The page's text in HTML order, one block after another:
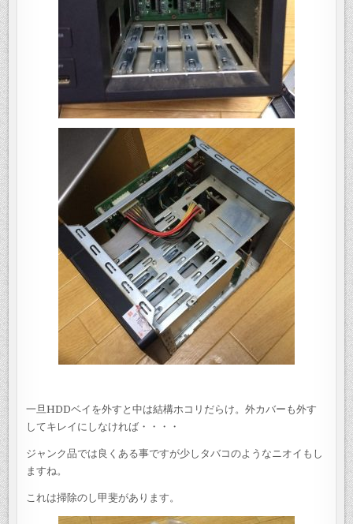
一旦HDDベイを外すと中は結構ホコリだらけ。外カバーも外す
してキレイにしなければ・・・・
ジャンク品では良くある事ですが少しタバコのようなニオイもし
ますね。
これは掃除のし甲斐があります。